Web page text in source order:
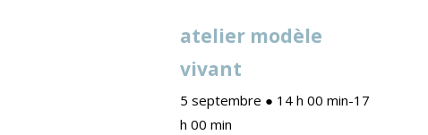
atelier modèle
vivant
5 septembre ● 14 h 00 min-17
h 00 min